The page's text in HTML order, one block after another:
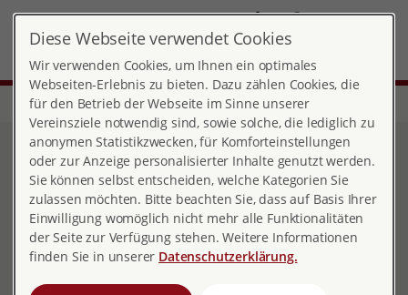
DE
Start Über pro familia Landesverbände Hamburg
Sie haben eine Frage?
Wir arbeiten zu diesen Themen:
Diese Webseite verwendet Cookies
Wir verwenden Cookies, um Ihnen ein optimales
Webseiten-Erlebnis zu bieten. Dazu zählen Cookies, die
für den Betrieb der Webseite im Sinne unserer
Vereinsziele notwendig sind, sowie solche, die lediglich zu
anonymen Statistikzwecken, für Komforteinstellungen
oder zur Anzeige personalisierter Inhalte genutzt werden.
Sie können selbst entscheiden, welche Kategorien Sie
zulassen möchten. Bitte beachten Sie, dass auf Basis Ihrer
Einwilligung womöglich nicht mehr alle Funktionalitäten
der Seite zur Verfügung stehen. Weitere Informationen
finden Sie in unserer Datenschutzerklärung.